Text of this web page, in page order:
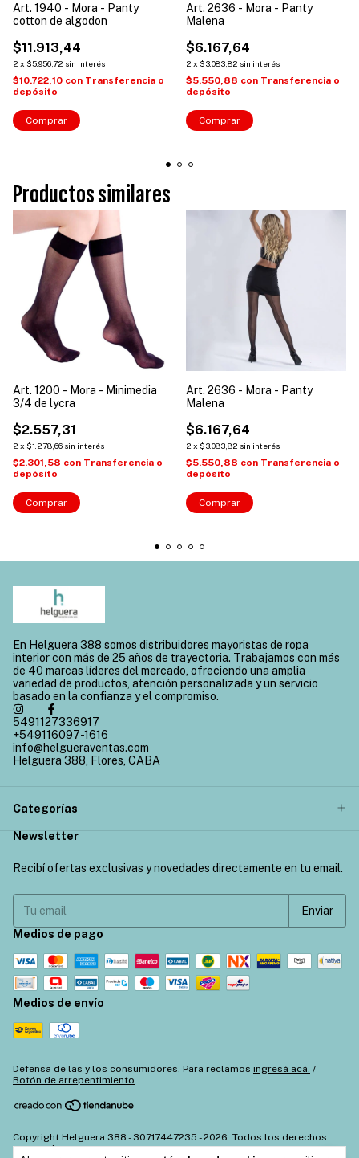
Art. 1940 - Mora - Panty
cotton de algodon
$11.913,44
2 x $5.956,72 sin interés
$10.722,10 con Transferencia o
depósito
Comprar
Art. 2636 - Mora - Panty
Malena
$6.167,64
2 x $3.083,82 sin interés
$5.550,88 con Transferencia o
depósito
Comprar
Productos similares
Art. 1200 - Mora - Minimedia
3/4 de lycra
$2.557,31
2 x $1.278,66 sin interés
$2.301,58 con Transferencia o
depósito
Comprar
Art. 2636 - Mora - Panty
Malena
$6.167,64
2 x $3.083,82 sin interés
$5.550,88 con Transferencia o
depósito
Comprar
En Helguera 388 somos distribuidores mayoristas de ropa
interior con más de 25 años de trayectoria. Trabajamos con más
de 40 marcas líderes del mercado, ofreciendo una amplia
variedad de productos, atención personalizada y un servicio
basado en la confianza y el compromiso.
5491127336917
+549116097-1616
info@helgueraventas.com
Helguera 388, Flores, CABA
Categorías
Newsletter
Recibí ofertas exclusivas y novedades directamente en tu email.
Medios de pago
Medios de envío
Defensa de las y los consumidores. Para reclamos ingresá acá. /
Botón de arrepentimiento
Copyright Helguera 388 - 30717447235 - 2026. Todos los derechos
reservados.